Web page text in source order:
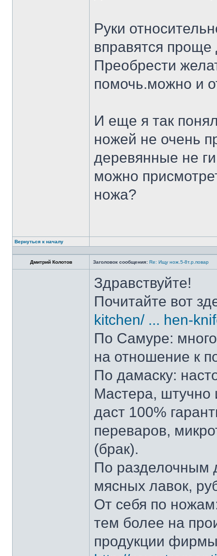
Руки
вправятся
Преобрести
помочь.можно и
И еще я так
ножей не очень
деревянные не
можно
ножа?
Вернуться к началу
Дмитрий Колотов Заголовок сообщения: Re: Ищу нож.5-8т.р.повар
Здравствуйте!
Почитайте вот
kitchen/ ... hen-
По Самуре: много
на отношение к
По дамаску:
Мастера, штучно
даст 100%
переваров,
(брак).
По разделочным
мясных лавок,
От себя по
тем более на
продукции